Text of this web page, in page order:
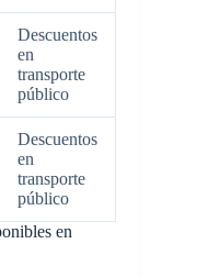
Descuentos
en
transporte
público
Descuentos
en
transporte
público
en